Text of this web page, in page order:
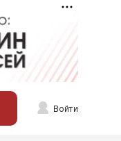
Войти